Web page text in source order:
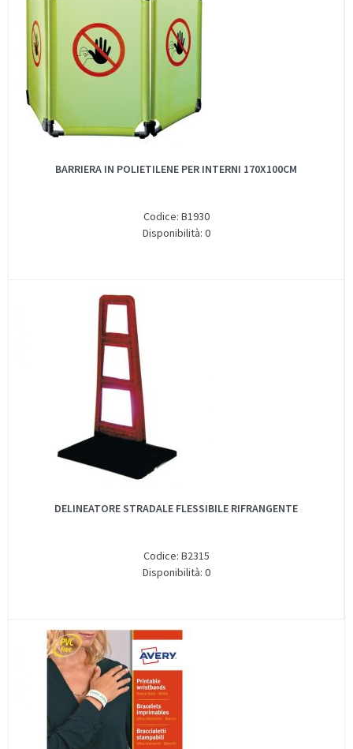
BARRIERA IN POLIETILENE PER INTERNI 170X100CM
Codice: B1930
Disponibilità: 0
DELINEATORE STRADALE FLESSIBILE RIFRANGENTE
Codice: B2315
Disponibilità: 0